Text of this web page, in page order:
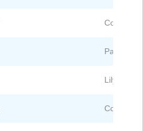
Corn silk
Paeoniae
Lily
Coicis